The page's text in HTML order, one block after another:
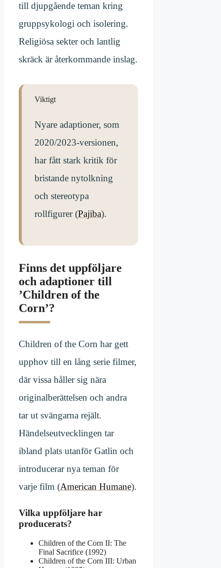
till djupgående teman kring
gruppsykologi och isolering.
Religiösa sekter och lantlig
skräck är återkommande inslag.
Viktigt
Nyare adaptioner, som
2020/2023-versionen,
har fått stark kritik för
bristande nytolkning
och stereotypa
rollfigurer (Pajiba).
Finns det uppföljare
och adaptioner till
’Children of the
Corn’?
Children of the Corn har gett
upphov till en lång serie filmer,
där vissa håller sig nära
originalberättelsen och andra
tar ut svängarna rejält.
Händelseutvecklingen tar
ibland plats utanför Gatlin och
introducerar nya teman för
varje film (American Humane).
Vilka uppföljare har
producerats?
Children of the Corn II: The
Final Sacrifice (1992)
Children of the Corn III: Urban